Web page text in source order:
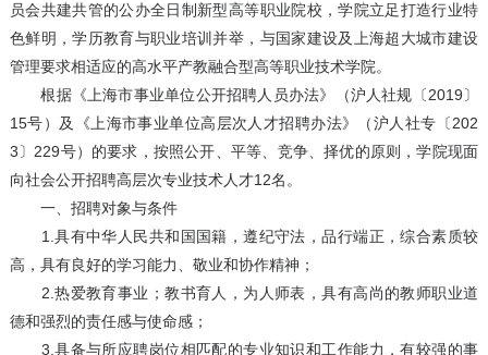
员会共建共管的公办全日制新型高等职业院校，学院立足打造行业特
色鲜明，学历教育与职业培训并举，与国家建设及上海超大城市建设
管理要求相适应的高水平产教融合型高等职业技术学院。
根据《上海市事业单位公开招聘人员办法》（沪人社规〔2019〕
15号）及《上海市事业单位高层次人才招聘办法》（沪人社专〔202
3〕229号）的要求，按照公开、平等、竞争、择优的原则，学院现面
向社会公开招聘高层次专业技术人才12名。
一、招聘对象与条件
1.具有中华人民共和国国籍，遵纪守法，品行端正，综合素质较
高，具有良好的学习能力、敬业和协作精神；
2.热爱教育事业；教书育人，为人师表，具有高尚的教师职业道
德和强烈的责任感与使命感；
3.具备与所应聘岗位相匹配的专业知识和工作能力，有较强的事